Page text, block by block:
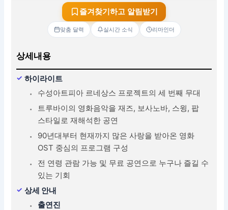
즐겨찾기하고 알림받기
맞춤 달력 실시간 소식 리마인더
상세내용
하이라이트
수성아트피아 르네상스 프로젝트의 세 번째 무대
트루바이의 영화음악을 재즈, 보사노바, 스윙, 팝
스타일로 재해석한 공연
90년대부터 현재까지 많은 사랑을 받아온 영화
OST 중심의 프로그램 구성
전 연령 관람 가능 및 무료 공연으로 누구나 즐길 수
있는 기회
상세 안내
출연진